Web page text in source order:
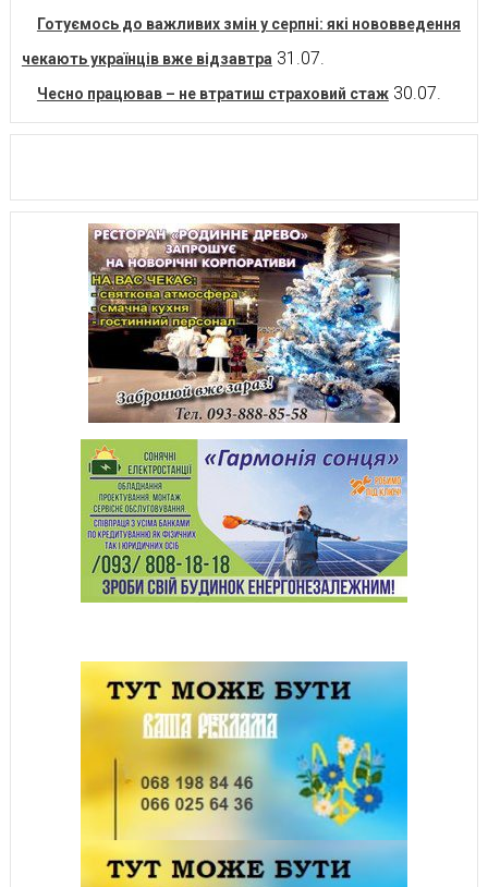
Готуємось до важливих змін у серпні: які нововведення
чекають українців вже відзавтра 31.07.
Чесно працював – не втратиш страховий стаж 30.07.